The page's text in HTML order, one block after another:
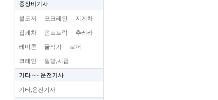
중장비기사
불도저 포크레인 지게차
집게차 덤프트럭 추레라
레미콘 굴삭기 로더
크레인 일당,시급
기타 ~~ 운전기사
기타,운전기사